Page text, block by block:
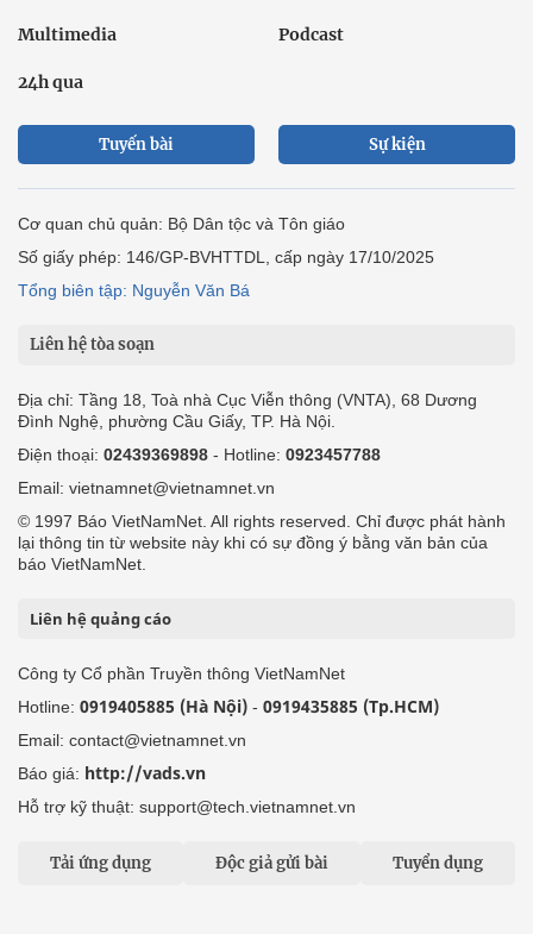
Multimedia Podcast
24h qua
Tuyến bài Sự kiện
Cơ quan chủ quản: Bộ Dân tộc và Tôn giáo
Số giấy phép: 146/GP-BVHTTDL, cấp ngày 17/10/2025
Tổng biên tập: Nguyễn Văn Bá
Liên hệ tòa soạn
Địa chỉ: Tầng 18, Toà nhà Cục Viễn thông (VNTA), 68 Dương
Đình Nghệ, phường Cầu Giấy, TP. Hà Nội.
Điện thoại: 02439369898 - Hotline: 0923457788
Email: vietnamnet@vietnamnet.vn
© 1997 Báo VietNamNet. All rights reserved. Chỉ được phát hành
lại thông tin từ website này khi có sự đồng ý bằng văn bản của
báo VietNamNet.
Liên hệ quảng cáo
Công ty Cổ phần Truyền thông VietNamNet
Hotline: 0919405885 (Hà Nội) - 0919435885 (Tp.HCM)
Email: contact@vietnamnet.vn
Báo giá: http://vads.vn
Hỗ trợ kỹ thuật: support@tech.vietnamnet.vn
Tải ứng dụng Độc giả gửi bài Tuyển dụng